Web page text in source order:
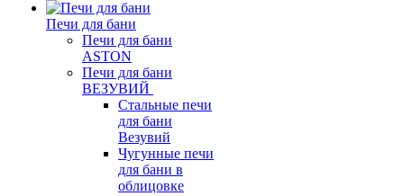
Печи для бани
Печи для бани
ASTON
Печи для бани
ВЕЗУВИЙ
Стальные печи
для бани
Везувий
Чугунные печи
для бани в
облицовке